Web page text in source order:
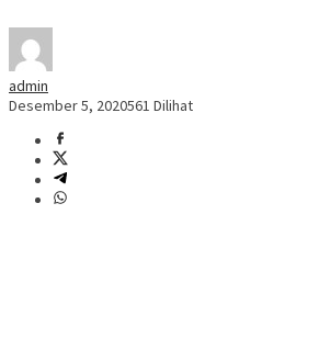
admin
Desember 5, 2020561 Dilihat